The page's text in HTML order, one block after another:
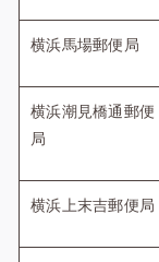
横浜馬場郵便局
横浜潮見橋通郵便
局
横浜上末吉郵便局